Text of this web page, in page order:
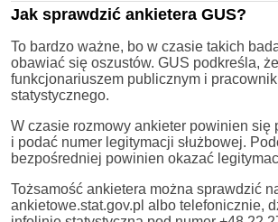
Jak sprawdzić ankietera GUS?
To bardzo ważne, bo w czasie takich
obawiać się oszustów. GUS podkreśla,
funkcjonariuszem publicznym i
statystycznego.
W czasie rozmowy ankieter powinien się
i podać numer legitymacji służbowej.
bezpośredniej powinien okazać
Tożsamość ankietera można sprawdzić
ankietowe.stat.gov.pl albo telefonicznie,